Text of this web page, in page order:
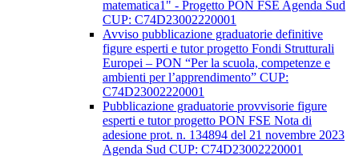
matematica1" - Progetto PON FSE Agenda Sud
CUP: C74D23002220001
Avviso pubblicazione graduatorie definitive
figure esperti e tutor progetto Fondi Strutturali
Europei – PON “Per la scuola, competenze e
ambienti per l’apprendimento” CUP:
C74D23002220001
Pubblicazione graduatorie provvisorie figure
esperti e tutor progetto PON FSE Nota di
adesione prot. n. 134894 del 21 novembre 2023
Agenda Sud CUP: C74D23002220001